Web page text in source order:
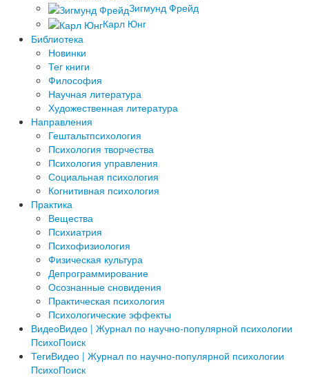
Зигмунд Фрейд
Карл Юнг
Библиотека
Новинки
Тег книги
Философия
Научная литература
Художественная литература
Направления
Гештальтпсихология
Психология творчества
Психология управления
Социальная психология
Когнитивная психология
Практика
Вещества
Психиатрия
Психофизиология
Физическая культура
Депрограммирование
Осознанные сновидения
Практическая психология
Психологические эффекты
ВидеоВидео | Журнал по научно-популярной психологии
ПсихоПоиск
ТегиВидео | Журнал по научно-популярной психологии
ПсихоПоиск